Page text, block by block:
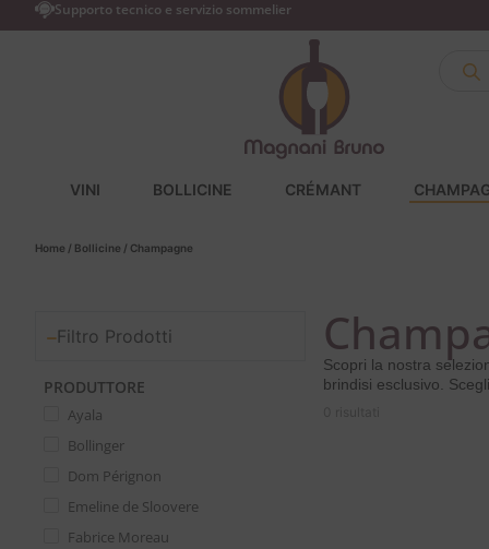
Supporto tecnico e servizio sommelier
VINI BOLLICINE CRÉMANT
Home / Bollicine / Champagne
Filtro Prodotti
PRODUTTORE
Ayala
Bollinger
Dom Pérignon
Emeline de Sloovere
Fabrice Moreau
Scopri la nostra
brindisi esclusivo.